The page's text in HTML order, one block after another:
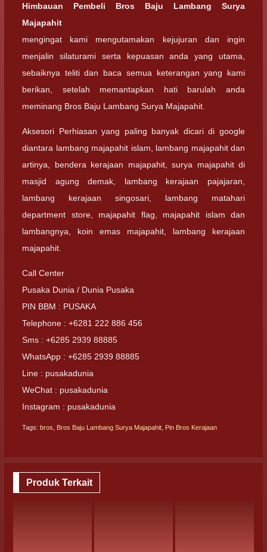
Himbauan Pembeli Bros Baju Lambang Surya
Majapahit
mengingat kami mengutamakan kejujuran dan ingin
menjalin silaturami serta kepuasan anda yang utama,
sebaiknya teliti dan baca semua keterangan yang kami
berikan, setelah memantapkan hati barulah anda
meminang Bros Baju Lambang Surya Majapahit.
Aksesori Perhiasan yang paling banyak dicari di google
diantara lambang majapahit islam, lambang majapahit dan
artinya, bendera kerajaan majapahit, surya majapahit di
masjid agung demak, lambang kerajaan pajajaran,
lambang kerajaan singosari, lambang matahari
department store, majapahit flag, majapahit islam dan
lambangnya, koin emas majapahit, lambang kerajaan
majapahit.
Call Center
Pusaka Dunia / Dunia Pusaka
PIN BBM : PUSAKA
Telephone : +6281 222 886 456
Sms : +6285 2939 88885
WhatsApp : +6285 2939 88885
Line : pusakadunia
WeChat : pusakadunia
Instagram : pusakadunia
Tags: bros Bros Baju Lambang Surya Majapahit Pin Bros Kerajaan
Produk Terkait